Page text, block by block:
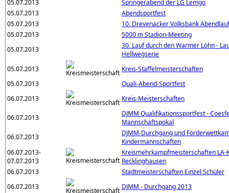
05.07.2013
Springerabend der LG Lemgo
05.07.2013
Abendsportfest
05.07.2013
10. Drevenacker Volksbank Abendlauf
05.07.2013
5000 m Stadion-Meeting
05.07.2013
30. Lauf durch den Warmer Löhn -
Hellwegserie
05.07.2013
Kreis-Staffelmeisterschaften
05.07.2013
Quali-Abend-Sportfest
06.07.2013
Kreis-Meisterschaften
06.07.2013
DJMM Qualifikationssportfest -
Mannschaftspokal
06.07.2013
DJMM-Durchgang und
Kindermannschaften
06.07.2013-
07.07.2013
Kreismehrkampfmeisterschaften LA-
Recklinghausen
06.07.2013
Stadtmeisterschaften Einzel Schüler
06.07.2013
DJMM - Durchgang 2013